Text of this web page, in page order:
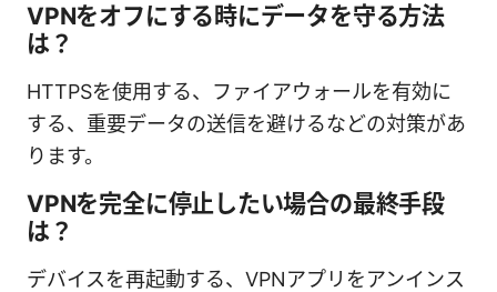
VPNをオフにする時にデータを守る方法
は？
HTTPSを使用する、ファイアウォールを有効に
する、重要データの送信を避けるなどの対策があ
ります。
VPNを完全に停止したい場合の最終手段
は？
デバイスを再起動する、VPNアプリをアンインス